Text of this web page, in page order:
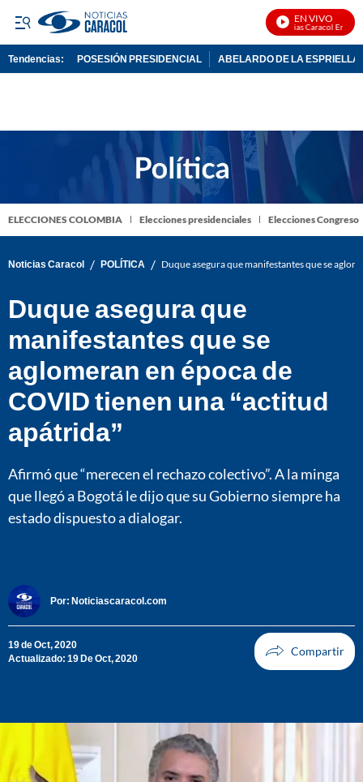
EN VIVO
Noticias Caracol En Vivo
Tendencias: POSESIÓN PRESIDENCIAL ABELARDO DE LA ESPRIELLA
ELECCIONES COLOMBIA Elecciones presidenciales Elecciones Congreso
Noticias Caracol / POLÍTICA / Duque asegura que manifestantes que se
Duque asegura que
manifestantes que se
aglomeran en época de
COVID tienen una “actitud
apátrida”
Afirmó que “merecen el rechazo colectivo”. A la minga
que llegó a Bogotá le dijo que su Gobierno siempre ha
estado dispuesto a dialogar.
Por: Noticiascaracol.com
19 de Oct, 2020
Actualizado: 19 De Oct, 2020